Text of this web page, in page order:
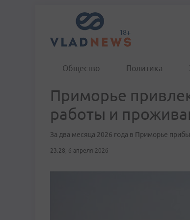
Общество Политика
Приморье
работы и
За два месяца 2026 года в Приморье
23:28, 6 апреля 2026